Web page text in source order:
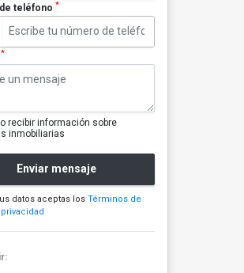
teléfono *
*
recibir información sobre
inmobiliarias
Enviar mensaje
datos aceptas los Términos de